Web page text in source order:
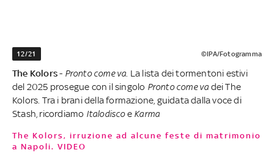
12/21 ©IPA/Fotogramma
The Kolors- Pronto come va . La lista dei tormentoni estivi
del 2025 prosegue con il singolo Pronto come va dei The
Kolors. Tra i brani della formazione, guidata dalla voce di
Stash, ricordiamo Italodiscoe Karma
The Kolors, irruzione ad alcune feste di matrimonio
a Napoli. VIDEO